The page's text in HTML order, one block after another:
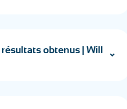
obtenus | Will